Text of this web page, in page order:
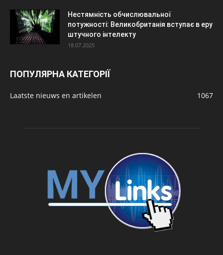
Нестямність обчислювальної
потужності: Великобританія вступає в еру
штучного інтелекту
18.07.2025
ПОПУЛЯРНА КАТЕГОРІЇ
Laatste nieuws en artikelen 1067